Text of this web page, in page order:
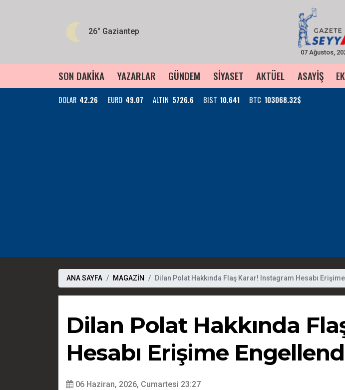
26° Gaziantep
07 Ağustos,
SON DAKİKA YAZARLAR GÜNDEM SİYASET AKTÜEL ASAYİŞ
DOLAR 42.26 EURO 49.07 ALTIN 5726.6 BIST 10.641 BTC 103068.32$
ANA SAYFA MAGAZİN Dilan Polat Hakkında Flaş Karar! Instagram Hesabı
Dilan Polat Hakkında
Hesabı Erişime
06 Haziran, 2026, Cumartesi 23:27